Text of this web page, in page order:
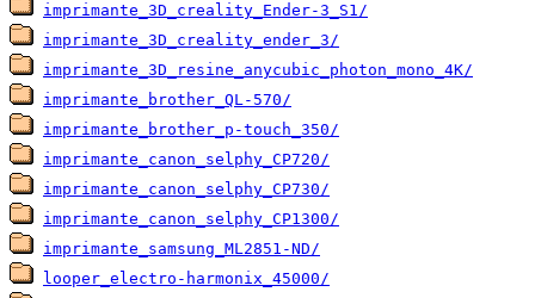
imprimante_3D_creality_Ender-3_S1/
imprimante_3D_creality_ender_3/
imprimante_3D_resine_anycubic_photon_mono_4K/
imprimante_brother_QL-570/
imprimante_brother_p-touch_350/
imprimante_canon_selphy_CP720/
imprimante_canon_selphy_CP730/
imprimante_canon_selphy_CP1300/
imprimante_samsung_ML2851-ND/
looper_electro-harmonix_45000/